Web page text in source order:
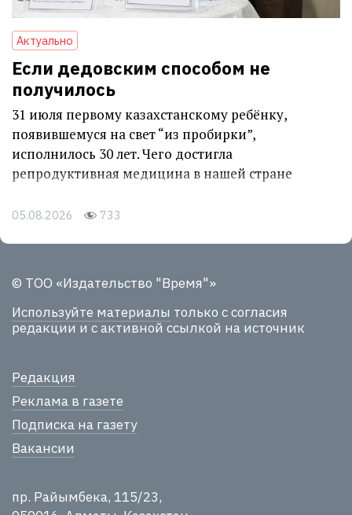
Актуально
Если дедовским способом не
получилось
31 июля первому казахстанскому ребёнку,
появившемуся на свет “из пробирки”,
исполнилось 30 лет. Чего достигла
репродуктивная медицина в нашей стране
05.08.2026 733
© ТОО «Издательство "Время"»
Используйте материалы только с согласия
редакции и с активной ссылкой на источник
Редакция
Реклама в газете
Подписка на газету
Вакансии
пр. Райымбека, 115/23,